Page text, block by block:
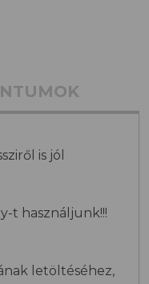
is jól
t használjunk!!!
letöltéséhez,